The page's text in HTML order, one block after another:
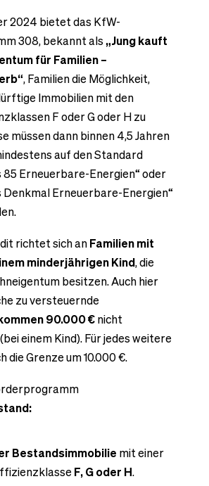
2024 bietet das KfW-
308, bekannt als „Jung kauft
für Familien –
, Familien die Möglichkeit,
Immobilien mit den
F oder G oder H zu
müssen dann binnen 4,5 Jahren
auf den Standard
Erneuer­bare-Energien“ oder
Erneuer­bare-Energien“
richtet sich anFamilien mit
minderjährigen Kind, die
besitzen. Auch hier
zu versteuernde
90.000 €nicht
einem Kind). Für jedes weitere
die Grenze um 10.000 €.
Bestandsimmobilie mit einer
F, G oder H.